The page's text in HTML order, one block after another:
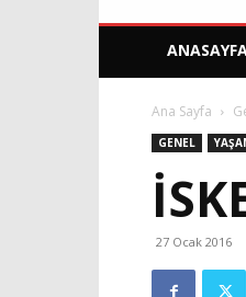
Ana Sayfa
GENEL
27 Ocak 2016